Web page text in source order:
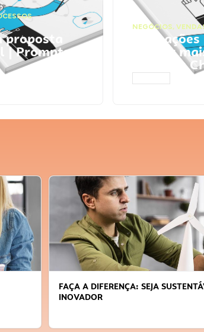
proposta
| Prompts
NEGÓCIOS,
Faça
vender
Prompts
SUSTENTÁVEL, SEJA